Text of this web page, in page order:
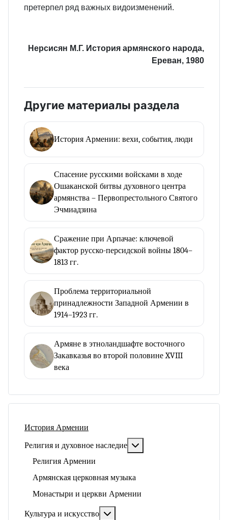
История Армении
Религия и духовное наследие
Религия Армении
Армянская церковная музыка
Монастыри и церкви Армении
Культура и искусство
претерпел ряд важных видоизменений.
Нерсисян М.Г. История армянского народа,
Ереван, 1980
Другие материалы раздела
История Армении: вехи, события, люди
Спасение русскими войсками в ходе
Ошаканской битвы духовного центра
армянства – Первопрестольного Святого
Эчмиадзина
Сражение при Арпачае: ключевой
фактор русско-персидской войны 1804–
1813 гг.
Проблема территориальной
принадлежности Западной Армении в
1914–1923 гг.
Армяне в этноландшафте восточного
Закавказья во второй половине XVIII
века